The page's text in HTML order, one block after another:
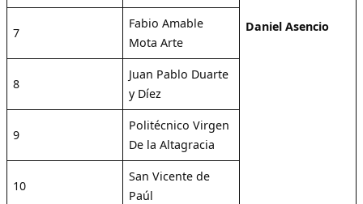
Daniel Asencio
7
Fabio Amable
Mota Arte
8
Juan Pablo Duarte
y Díez
9
Politécnico Virgen
De la Altagracia
10
San Vicente de
Paúl